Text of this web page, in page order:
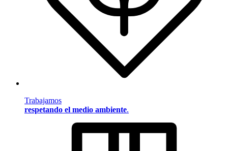
Trabajamos
respetando el medio ambiente.